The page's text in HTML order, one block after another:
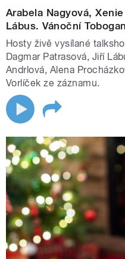
(mujRozhlas)
Moderní zvukové
Erbena v mimořádném
Němec, Petra Bučková,
stylizace a precizní režijní
jeden z
Percy Jackson: Zloděj
Rádio Junior uvede jako
premiéru 20dílnou četbu
Zloděj blesku. Adaptace
příběh plný humoru,
prvků a představuje
vysílání stanice.
Arabela Nagyová,
Lábus. Vánoční
Hosty živě vysílané
Dagmar Patrasová, Jiří
Andrlová, Alena
Vorlíček ze záznamu.